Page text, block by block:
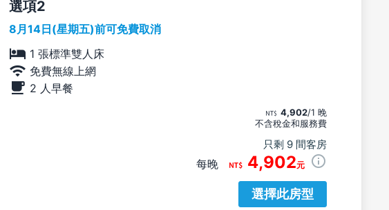
選項
8月14日(星期五)前可免費取消
1 張標準雙人床
免費無線上網
2 人早餐
4,902/1 晚
不含稅金和服務費
只剩 9 間客房
每晚 4,902元
選擇此房型